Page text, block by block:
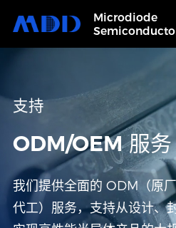
Microdiode
产品
应用
品质
支持
ODM/OEM 服务
我们提供全面的 ODM（原
代工）服务，支持从设计、